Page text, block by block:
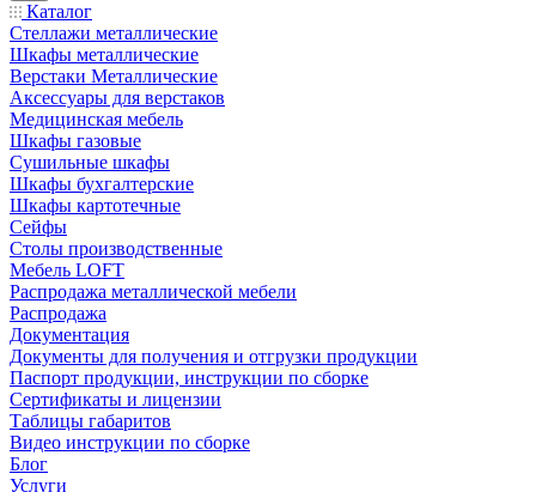
Каталог
Стеллажи металлические
Шкафы металлические
Верстаки Металлические
Аксессуары для верстаков
Медицинская мебель
Шкафы газовые
Сушильные шкафы
Шкафы бухгалтерские
Шкафы картотечные
Сейфы
Столы производственные
Мебель LOFT
Распродажа металлической мебели
Распродажа
Документация
Документы для получения и отгрузки продукции
Паспорт продукции, инструкции по сборке
Сертификаты и лицензии
Таблицы габаритов
Видео инструкции по сборке
Блог
Услуги